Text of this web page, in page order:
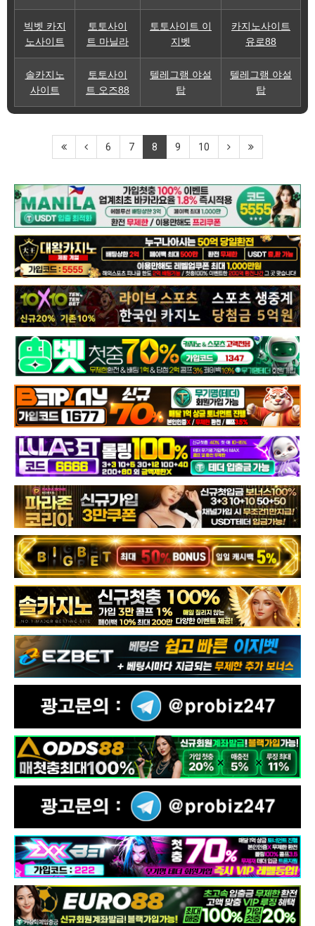
빅벳 카지
노사이트
토토사이
트 마닐라
토토사이트 이
지벳
카지노사이트
유로88
솔카지노
사이트
토토사이
트 오즈88
텔레그램 야설
탑
텔레그램 야설
탑
6 7 8 9 10